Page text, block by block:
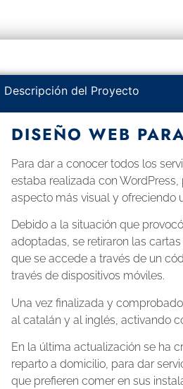
Descripción del Proyecto
DISEÑO WEB
Para dar a conocer todos los
estaba realizada con
aspecto más visual y ofreciendo
Debido a la situación que
adoptadas, se retiraron las
que se accede a través de un
través de dispositivos móviles.
Una vez finalizada y
al catalán y al inglés, activando
En la última actualización se ha
reparto a domicilio, para dar
que prefieren comer en sus